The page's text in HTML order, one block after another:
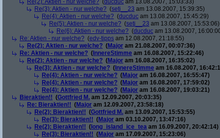
Re(2): Aktien - nur welche? (ducduc am 13.08.2007, 15:03:33)
Re(3): Aktien - nur welche? (seti__23 am 13.08.2007, 15:39:35)
Re(4): Aktien - nur welche? (ducduc am 13.08.2007, 15:45:29)
Re(5): Aktien - nur welche? (seti__23 am 13.08.2007, 15:53:06)
Re(6): Aktien - nur welche? (ducduc am 13.08.2007,
Re: Aktien - nur welche? (edv-tipps am 12.08.2007, 21:18:55)
Re(2): Aktien - nur welche? (Major am 21.08.2007, 00:07:36)
Re: Aktien - nur welche? ( InnereStimme am 16.08.2007, 15:22:46)
Re(2): Aktien - nur welche? (Major am 16.08.2007, 16:35:02)
Re(3): Aktien - nur welche? ( InnereStimme am 16.08.2007,
Re(4): Aktien - nur welche? (Major am 16.08.2007, 16:55:47)
Re(4): Aktien - nur welche? (Major am 16.08.2007, 17:59:02)
Re(4): Aktien - nur welche? (Major am 16.08.2007, 19:03:21)
Bieraktien!! (Gottfried M. am 12.09.2007, 20:03:35)
Re: Bieraktien!! (Major am 12.09.2007, 23:58:18)
Re(2): Bieraktien!! (Gottfried M. am 13.09.2007, 15:53:55)
Re(3): Bieraktien!! (Major am 03.10.2007, 13:47:16)
Re(2): Bieraktien!! ( long_island_ice_tea am 16.09.2007, 20:42:14)
Re(3): Bieraktien!! (Major am 17.09.2007, 15:23:06)